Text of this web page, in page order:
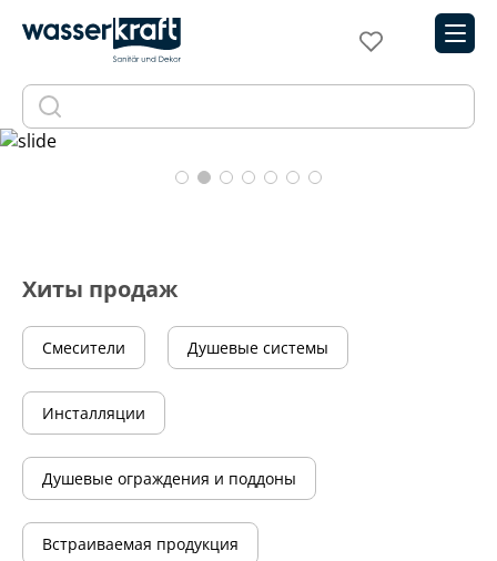
Хиты продаж
Смесители Душевые системы
Инсталляции
Душевые ограждения и поддоны
Встраиваемая продукция